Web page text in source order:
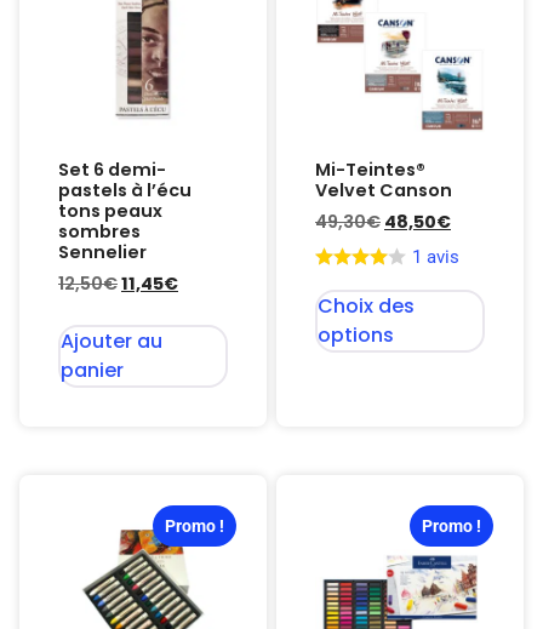
Set 6 demi-
pastels à l’écu
tons peaux
sombres
Sennelier
12,50€11,45€
Ajouter au
panier
Mi-Teintes®
Velvet Canson
49,30€ 48,50€
1 avis
Choix des
options
Promo ! Promo !